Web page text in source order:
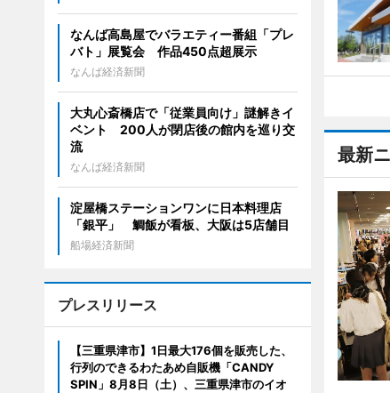
最新
なんば高島屋でバラエティー番組「プレ
バト」展覧会 作品450点超展示
なんば経済新聞
大丸心斎橋店で「従業員向け」謎解きイ
ベント 200人が閉店後の館内を巡り交
流
なんば経済新聞
淀屋橋ステーションワンに日本料理店
「銀平」 鯛飯が看板、大阪は5店舗目
船場経済新聞
プレスリリース
【三重県津市】1日最大176個を販売した、
行列のできるわたあめ自販機「CANDY
SPIN」8月8日（土）、三重県津市のイオ